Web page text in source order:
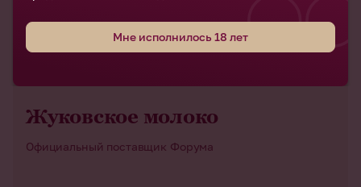
Жуковское молоко
Официальный поставщик Форума
Мне исполнилось 18 лет